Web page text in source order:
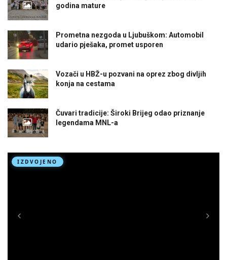
godina mature
Prometna nezgoda u Ljubuškom: Automobil
udario pješaka, promet usporen
Vozači u HBŽ-u pozvani na oprez zbog divljih
konja na cestama
Čuvari tradicije: Široki Brijeg odao priznanje
legendama MNL-a